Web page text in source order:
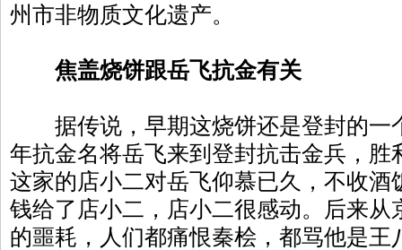
州市非物质文化遗产。
焦盖烧饼跟岳飞抗金有关
据传说，早期这烧饼还是登封的一
年抗金名将岳飞来到登封抗击金兵，胜
这家的店小二对岳飞仰慕已久，不收酒
钱给了店小二，店小二很感动。后来从
的噩耗，人们都痛恨秦桧，都骂他是王